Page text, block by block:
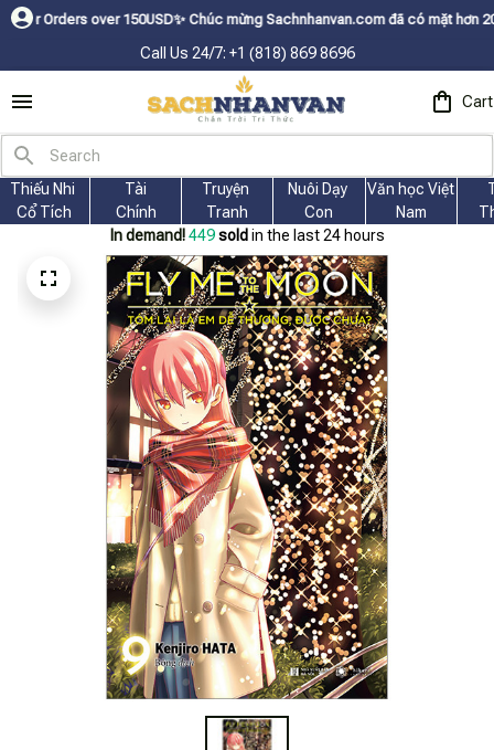
over 150USDㅤ✨Chúc mừng Sachnhanvan.com đã có mặt hơn 200 quốc
Call Us 24/7: +1 (818) 869 8696
Cart
Thiếu Nhi
Cổ Tích
Tài
Chính
Truyện
Tranh
Nuôi Dạy
Con
Văn học Việt
Nam
In demand! 452 sold in the last 24 hours